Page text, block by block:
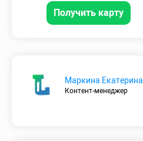
Получить карту
Маркина Екатерина
Контент-менеджер